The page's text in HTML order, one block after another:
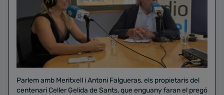
Parlem amb Meritxell i Antoni Falgueras, els propietaris del
centenari Celler Gelida de Sants, que enguany faran el pregó